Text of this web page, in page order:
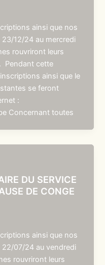
ainsi que nos
12/24 au mercredi
rouvriront leurs
Pendant cette
ainsi que le
se feront
:
Concernant toutes
DU SERVICE
DE CONGE
ainsi que nos
07/24 au vendredi
rouvriront leurs